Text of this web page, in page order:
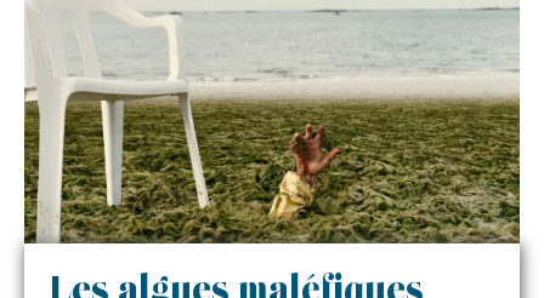
Les algues maléfiques